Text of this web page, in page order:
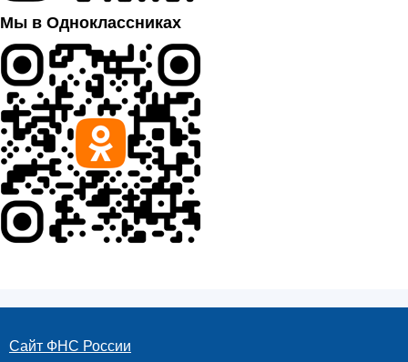
Мы в Одноклассниках
Сайт ФНС России